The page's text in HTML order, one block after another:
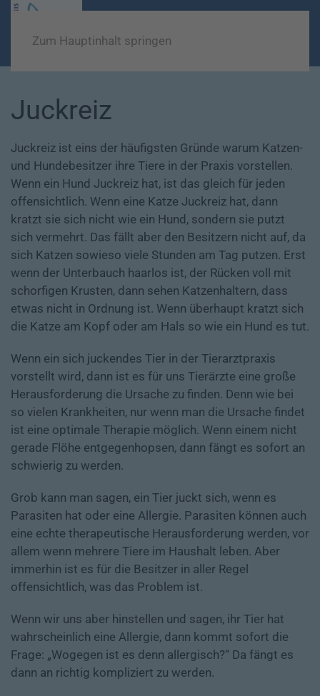
Zum Hauptinhalt springen
Juckreiz
Juckreiz ist eins der häufigsten Gründe warum Katzen-
und Hundebesitzer ihre Tiere in der Praxis vorstellen.
Wenn ein Hund Juckreiz hat, ist das gleich für jeden
offensichtlich. Wenn eine Katze Juckreiz hat, dann
kratzt sie sich nicht wie ein Hund, sondern sie putzt
sich vermehrt. Das fällt aber den Besitzern nicht auf, da
sich Katzen sowieso viele Stunden am Tag putzen. Erst
wenn der Unterbauch haarlos ist, der Rücken voll mit
schorfigen Krusten, dann sehen Katzenhaltern, dass
etwas nicht in Ordnung ist. Wenn überhaupt kratzt sich
die Katze am Kopf oder am Hals so wie ein Hund es tut.
Wenn ein sich juckendes Tier in der Tierarztpraxis
vorstellt wird, dann ist es für uns Tierärzte eine große
Herausforderung die Ursache zu finden. Denn wie bei
so vielen Krankheiten, nur wenn man die Ursache findet
ist eine optimale Therapie möglich. Wenn einem nicht
gerade Flöhe entgegenhopsen, dann fängt es sofort an
schwierig zu werden.
Grob kann man sagen, ein Tier juckt sich, wenn es
Parasiten hat oder eine Allergie. Parasiten können auch
eine echte therapeutische Herausforderung werden, vor
allem wenn mehrere Tiere im Haushalt leben. Aber
immerhin ist es für die Besitzer in aller Regel
offensichtlich, was das Problem ist.
Wenn wir uns aber hinstellen und sagen, ihr Tier hat
wahrscheinlich eine Allergie, dann kommt sofort die
Frage: „Wogegen ist es denn allergisch?“ Da fängt es
dann an richtig kompliziert zu werden.